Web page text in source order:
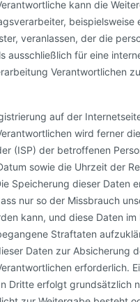
kann die
beispielsweise
veranlassen, der die
ausschließlich für eine
Verantwortlichen
auf der
wird ferner
(ISP) der betroffenen
sowie die Uhrzeit der
Speicherung dieser Daten
nur so der Missbrauch
kann, und diese Daten im
Straftaten
Daten zur Absicherung
erforderlich.
Dritte erfolgt grundsätzlich